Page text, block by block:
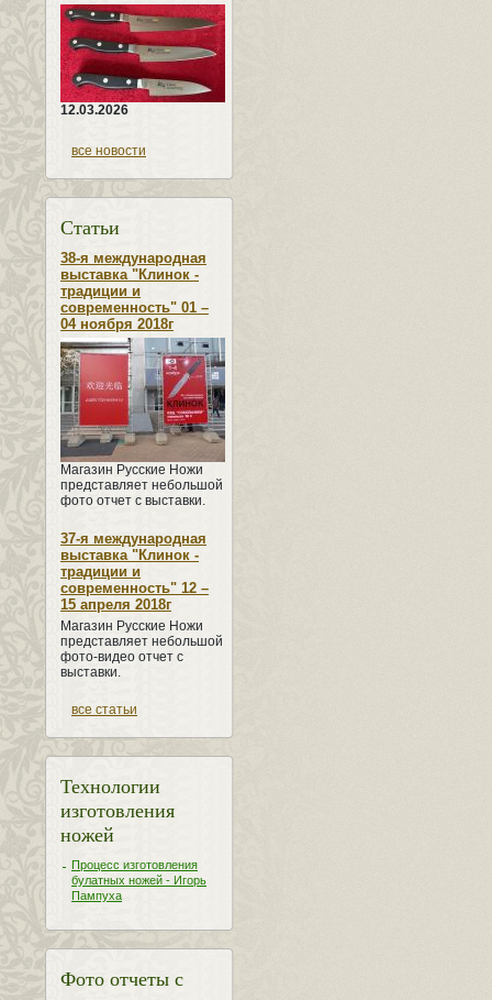
12.03.2026
все новости
Статьи
38-я международная
выставка "Клинок -
традиции и
современность" 01 –
04 ноября 2018г
Магазин Русские Ножи
представляет небольшой
фото отчет с выставки.
37-я международная
выставка "Клинок -
традиции и
современность" 12 –
15 апреля 2018г
Магазин Русские Ножи
представляет небольшой
фото-видео отчет с
выставки.
все статьи
Технологии
изготовления
ножей
Процесс изготовления
булатных ножей - Игорь
Пампуха
Фото отчеты с